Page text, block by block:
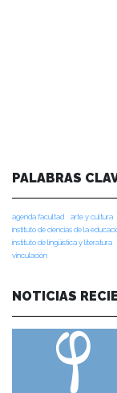
PALABRAS
agenda facultad arte y cultura
instituto de ciencias de la
instituto de lingüística y literatura
vinculación
NOTICIAS